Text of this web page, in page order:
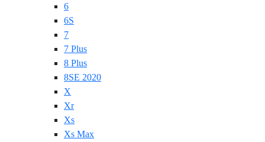
6
6S
7
7 Plus
8 Plus
8SE 2020
X
Xr
Xs
Xs Max